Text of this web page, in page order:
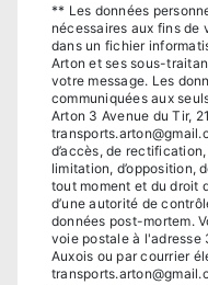
** Les données
nécessaires aux fins de
dans un fichier
Arton et ses sous-
votre message. Les
communiquées aux
Arton 3 Avenue du Tir,
d’accès, de
limitation, d’opposition,
tout moment et du droit
d’une autorité de
données post-mortem.
voie postale à l'adresse
Auxois ou par courrier